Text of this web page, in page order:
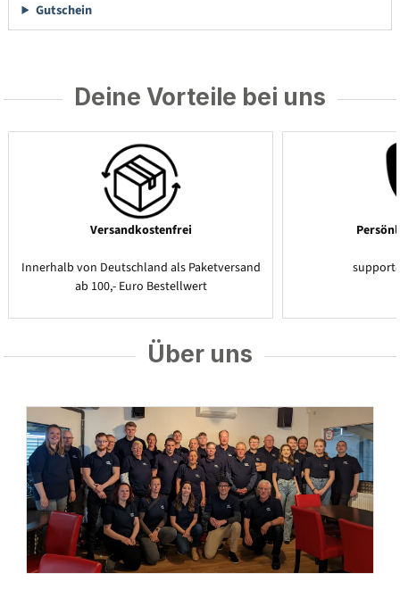
Gutschein
Deine Vorteile bei uns
Versandkostenfrei
Innerhalb von Deutschland als Paketversand
ab 100,- Euro Bestellwert
Über uns